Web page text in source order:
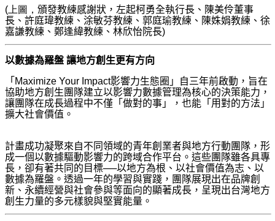
(上圖， 頒發教練感謝狀，左起柯勇全執行長、陳美伶董事
長、許庭瑋教練、涂敏芬教練、郭庭瑜教練、陳姝娟教練、徐
嘉謙教練、鄭逢緯教練、林欣怡院長)
以數據為羅盤 讓地方創生更有方向
「Maximize Your Impact影響力生態圈」自三年前啟動，旨在
協助地方創生團隊建立以影響力數據管理為核心的決策能力，
讓團隊在成長過程中不僅「做對的事」，也能「用對的方法」
擴大社會價值。
計畫成功凝聚來自不同領域的青年創業者與地方行動團隊，形
成一個以數據驅動影響力的跨域合作平台。這些團隊雖各具專
長，卻有著共同的目標──以地方為根、以社會價值為志、以
數據為羅盤。透過一年的學習與實踐，團隊展現出在品牌創
新、永續經營與社會參與等面向的顯著成長，呈現出台灣地方
創生力量的多元樣貌與堅實能量。